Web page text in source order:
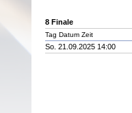
8 Finale
Tag Datum Zeit
So. 21.09.2025 14:00